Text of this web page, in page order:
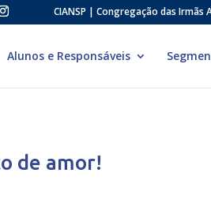
CIANSP | Congregação das Irmãs
Alunos e Responsáveis
de amor!